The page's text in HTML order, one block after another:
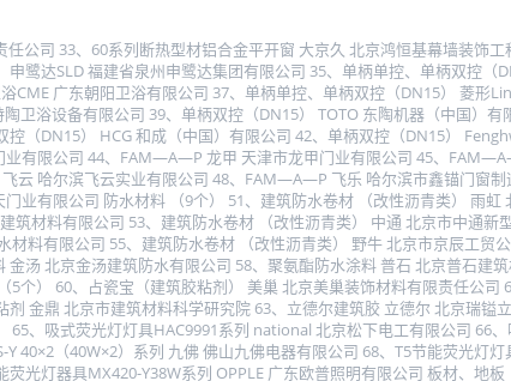
公司 33、60系列断热型材铝合金平开窗 大京久 北京鸿恒基幕墙装饰工
鹭达SLD 福建省泉州申鹭达集团有限公司 35、单柄单控、单柄双控（
CME 广东朝阳卫浴有限公司 37、单柄单控、单柄双控（DN15） 菱形
卫浴设备有限公司 39、单柄双控（DN15） TOTO 东陶机器（中国）
（DN15） HCG 和成（中国）有限公司 42、单柄双控（DN15）
有限公司 44、FAM―A―P 龙甲 天津市龙甲门业有限公司 45、
云 哈尔滨飞云实业有限公司 48、FAM―A―P 飞乐 哈尔滨市鑫锚门窗
业有限公司 防水材料 （9个） 51、建筑防水卷材 （改性沥青类） 雨虹
筑材料有限公司 53、建筑防水卷材 （改性沥青类） 中通 北京市中通新
材料有限公司 55、建筑防水卷材 （改性沥青类） 野牛 北京市京辰工贸
金汤 北京金汤建筑防水有限公司 58、聚氨酯防水涂料 普石 北京普石建
5个） 60、占瓷宝（建筑胶粘剂） 美巢 北京美巢装饰材料有限责任公司
金鼎 北京市建筑材料科学研究院 63、立德尔建筑胶 立德尔 北京瑞镒
、吸式荧光灯灯具HAC9991系列 national 北京松下电工有限公司 66、
40×2（40W×2）系列 九佛 佛山九佛电器有限公司 68、T5节能荧光灯
光灯器具MX420-Y38W系列 OPPLE 广东欧普照明有限公司 板材、地